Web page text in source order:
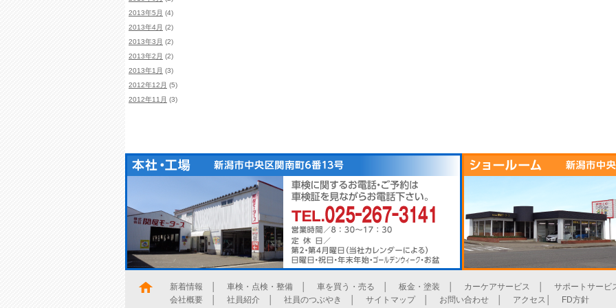
2013年5月 (4)
2013年4月 (2)
2013年3月 (2)
2013年2月 (2)
2013年1月 (3)
2012年12月 (5)
2012年11月 (3)
新着情報 車検・点検・整備 車を買う・売る 板金・塗装 カーケアサービス
サポートサービ
会社概要
社員紹介 社員のつぶやき サイトマップ│ お問い合わせ アクセス FD方針